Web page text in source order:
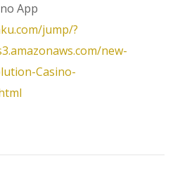
App
jump/?
new-
Casino-